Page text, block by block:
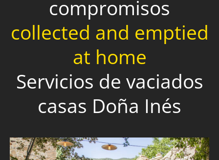
compromisos
collected and emptied
at home
Servicios de vaciados
casas Doña Inés